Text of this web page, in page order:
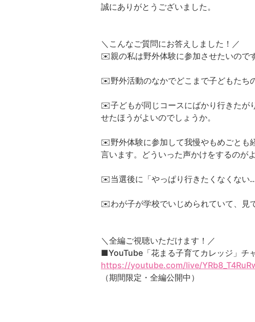
誠にありがとうございました。
＼こんなご質問にお答えしました！／
✉️親の私は野外体験に参加させたいので
✉️野外活動のなかでどこまで子どもたち
✉️子どもが同じコースにばかり行きたが
せたほうがよいのでしょうか。
✉️野外体験に参加して我慢やもめごとも
言います。どういった声かけをするのが
✉️当選後に「やっぱり行きたくなくない
✉️わが子が学校でいじめられていて、見
＼全編ご視聴いただけます！／
■YouTube「花まる子育てカレッジ」チ
https://youtube.com/live/
（期間限定・全編公開中）